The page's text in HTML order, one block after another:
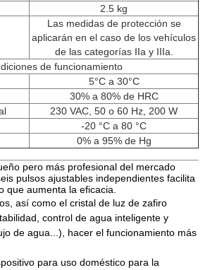
2.5 kg
Las medidas de protección se
aplicarán en el caso de los vehículos
de las categorías IIa y IIIa.
de funcionamiento
5°C a 30°C
30% a 80% de HRC
230 VAC, 50 o 60 Hz, 200 W
-20 °C a 80 °C
0% a 95% de Hg
pero más profesional del mercado
pulsos ajustables independientes facilita
que aumenta la eficacia.
así como el cristal de luz de zafiro
control de agua inteligente y
de agua...), hacer el funcionamiento más
para uso doméstico para la